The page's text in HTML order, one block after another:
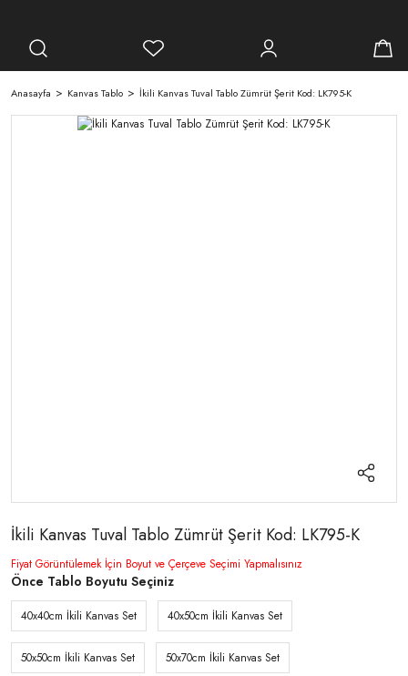
Anasayfa Kanvas Tablo İkili Kanvas Tuval Tablo Zümrüt Şerit Kod: LK795-K
İkili Kanvas Tuval Tablo Zümrüt Şerit Kod: LK795-K
Fiyat Görüntülemek İçin Boyut ve Çerçeve Seçimi Yapmalısınız
Önce Tablo Boyutu Seçiniz
40x40cm İkili Kanvas Set 40x50cm İkili Kanvas Set
50x50cm İkili Kanvas Set 50x70cm İkili Kanvas Set